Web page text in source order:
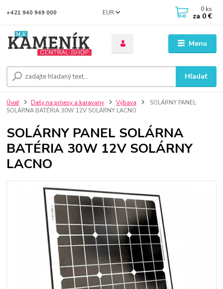
Menu
EUR
Hľadať
+421 940 949 000 0 ks
za 0 €
Úvod Diely na prívesy a karavany Výbava
SOLÁRNY PANEL
SOLÁRNA BATÉRIA 30W 12V SOLÁRNY LACNO
SOLÁRNY PANEL SOLÁRNA
BATÉRIA 30W 12V SOLÁRNY
LACNO